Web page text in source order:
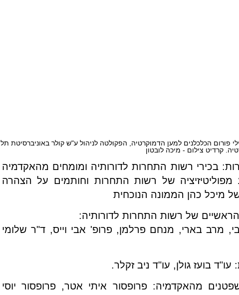
פורום הכלכלנים למען הדמוקרטיה, הפקולטה לניהול ע"ש קולר באוניברסיטת תל
קרדיט צילום - מיכה לובטון
בכירי רשות התחרות לדורותיה ומומחים מהאקדמיה
מפוליטיזיציה של רשות התחרות וחותמים על הצהרה
מיכל כהן הממונה הנוכחית
של רשות התחרות לדורותיה:
מרב בארי, מנחם פרלמן, פרופ' אבי וייס, ד"ר שלומי
בועז גולן, עו"ד ניב זקלר.
מהאקדמיה: פרופסור איתי אטר, פרופסור יוסי